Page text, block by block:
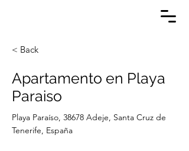
< Back
Apartamento en Playa
Paraiso
Playa Paraíso, 38678 Adeje, Santa Cruz de
Tenerife, España